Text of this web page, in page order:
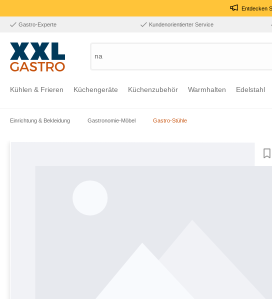
Entdecken
Gastro-Experte Kundenorientierter Service
nach
Kühlen & Frieren Küchengeräte Küchenzubehör Warmhalten Edelstahl
Einrichtung & Bekleidung Gastronomie-Möbel Gastro-Stühle